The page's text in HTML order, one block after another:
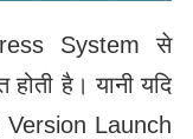
System से
है। यानी यदि
Launch